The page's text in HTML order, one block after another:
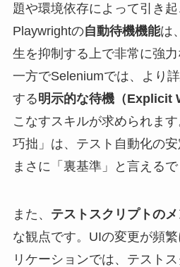
題や環境依存によって引き起
Playwrightの自動待機機能は
生を抑制する上で非常に強力
一方でSeleniumでは、より
する明示的な待機（Explicit
こなすスキルが求められま
巧拙」は、テスト自動化の安
まさに「裏基準」と言えるで
また、 テストスクリプトの
な観点です。UIの変更が頻
リケーションでは、テスト